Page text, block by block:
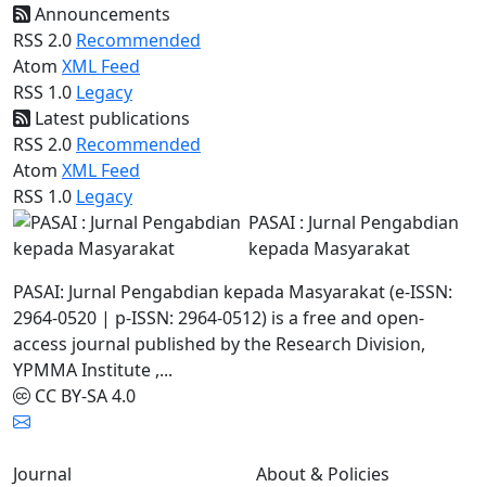
Announcements
RSS 2.0 Recommended
Atom XML Feed
RSS 1.0 Legacy
Latest publications
RSS 2.0 Recommended
Atom XML Feed
RSS 1.0 Legacy
PASAI : Jurnal Pengabdian
kepada Masyarakat
PASAI: Jurnal Pengabdian kepada Masyarakat (e-ISSN:
2964-0520 | p-ISSN: 2964-0512) is a free and open-
access journal published by the Research Division,
YPMMA Institute ,...
CC BY-SA 4.0
Journal About & Policies